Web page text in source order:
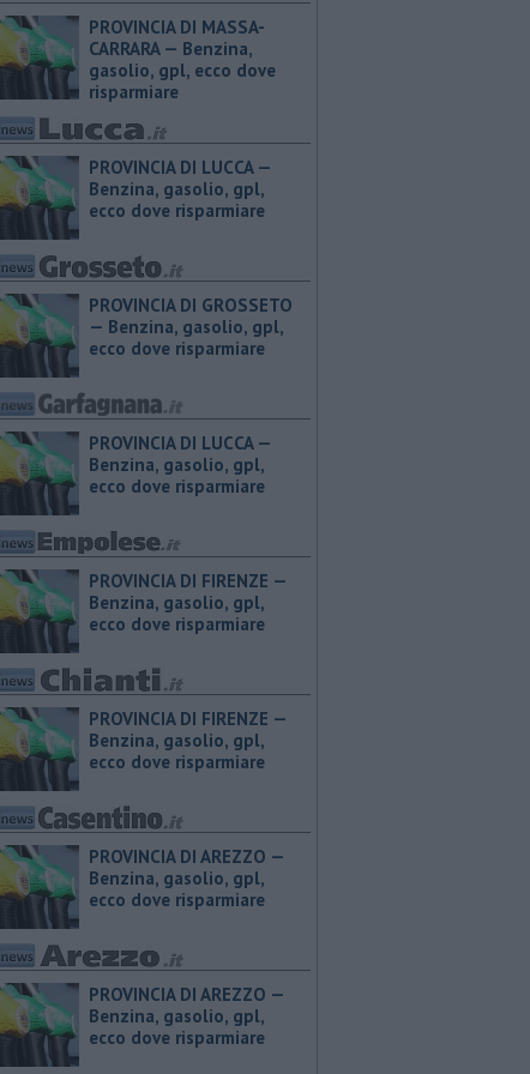
PROVINCIA DI MASSA-
CARRARA — ​Benzina,
gasolio, gpl, ecco dove
risparmiare
PROVINCIA DI LUCCA — ​
Benzina, gasolio, gpl,
ecco dove risparmiare
PROVINCIA DI GROSSETO
— ​Benzina, gasolio, gpl,
ecco dove risparmiare
PROVINCIA DI LUCCA — ​
Benzina, gasolio, gpl,
ecco dove risparmiare
PROVINCIA DI FIRENZE — ​
Benzina, gasolio, gpl,
ecco dove risparmiare
PROVINCIA DI FIRENZE — ​
Benzina, gasolio, gpl,
ecco dove risparmiare
PROVINCIA DI AREZZO — ​
Benzina, gasolio, gpl,
ecco dove risparmiare
PROVINCIA DI AREZZO — ​
Benzina, gasolio, gpl,
ecco dove risparmiare